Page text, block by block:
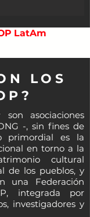
LatAm
LOS
son asociaciones
-, sin fines de
primordial es la
en torno a la
cultural
de los pueblos, y
una Federación
integrada por
investigadores y